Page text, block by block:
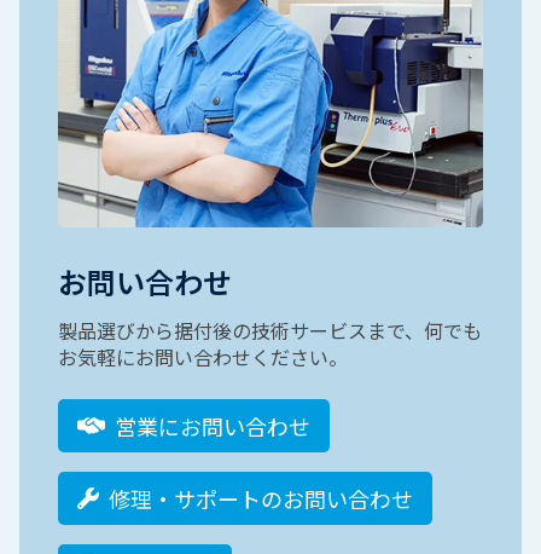
お問い合わせ
製品選びから据付後の技術サービスまで、何でも
お気軽にお問い合わせください。
営業にお問い合わせ
修理・サポートのお問い合わせ